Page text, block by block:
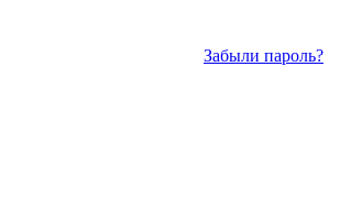
Забыли пароль?